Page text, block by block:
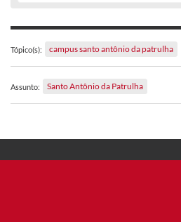
Tópico(s): campus santo antônio da patrulha
Assunto: Santo Antônio da Patrulha